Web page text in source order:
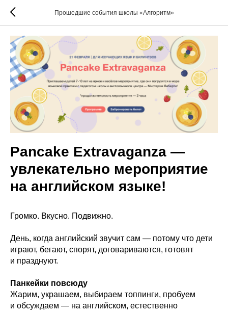
Прошедшие события школы «Алгоритм»
Pancake Extravaganza —
увлекательно мероприятие
на английском языке!
Громко. Вкусно. Подвижно.
День, когда английский звучит сам — потому что дети
играют, бегают, спорят, договариваются, готовят
и празднуют.
Панкейки повсюду
Жарим, украшаем, выбираем топпинги, пробуем
и обсуждаем — на английском, естественно